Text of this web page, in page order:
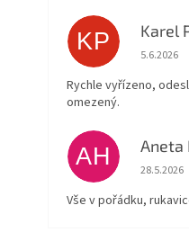
KP Karel
5.6.2026
Rychle vyřízeno,
omezený.
AH Aneta
28.5.2026
Vše v pořádku,